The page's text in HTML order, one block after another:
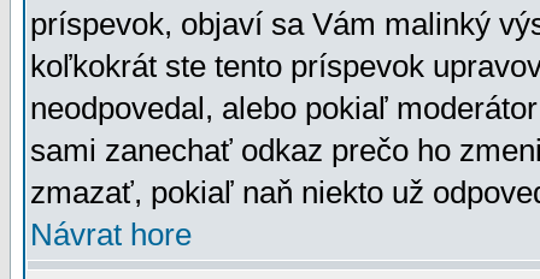
príspevok, objaví sa Vám malinký
koľkokrát ste tento príspevok
neodpovedal, alebo pokiaľ
sami zanechať odkaz prečo ho
zmazať, pokiaľ naň niekto už
Návrat hore